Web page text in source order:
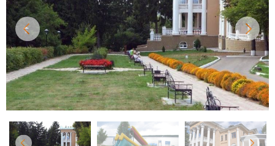
Красноборский район
Онежский район
Северодвинск Устьянский район